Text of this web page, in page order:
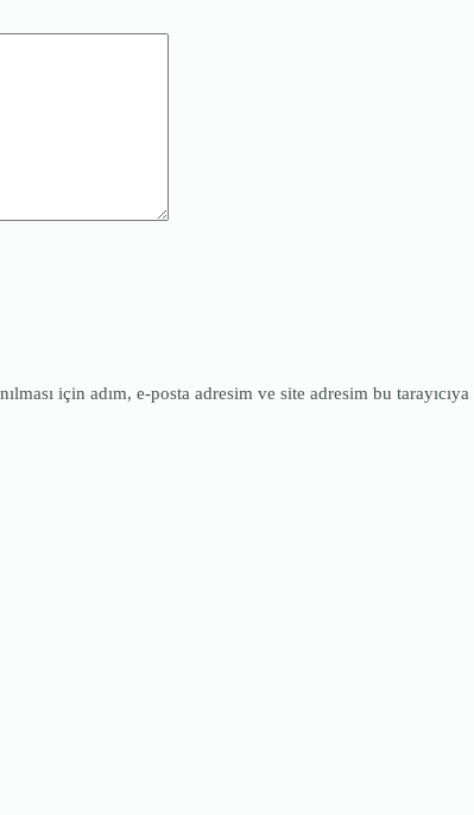
için adım, e-posta adresim ve site adresim bu tarayıcıya